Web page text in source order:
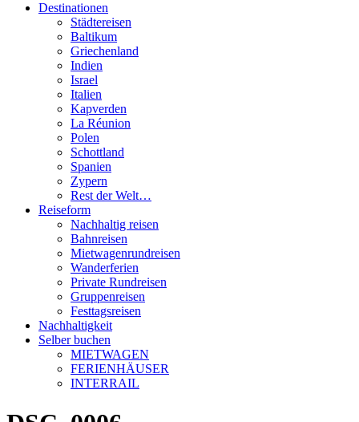
Destinationen
Städtereisen
Baltikum
Griechenland
Indien
Israel
Italien
Kapverden
La Réunion
Polen
Schottland
Spanien
Zypern
Rest der Welt…
Reiseform
Nachhaltig reisen
Bahnreisen
Mietwagenrundreisen
Wanderferien
Private Rundreisen
Gruppenreisen
Festtagsreisen
Nachhaltigkeit
Selber buchen
MIETWAGEN
FERIENHÄUSER
INTERRAIL